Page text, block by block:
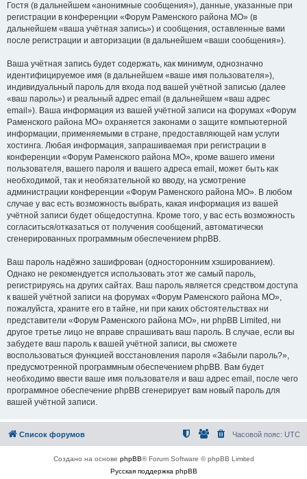
Гостя (в дальнейшем «анонимные сообщения»), данные, указанные при
регистрации в конференции «Форум Раменского района МО» (в
дальнейшем «ваша учётная запись») и сообщения, оставленные вами
после регистрации и авторизации (в дальнейшем «ваши сообщения»).
Ваша учётная запись будет содержать, как минимум, однозначно
идентифицируемое имя (в дальнейшем «ваше имя пользователя»),
индивидуальный пароль для входа под вашей учётной записью (далее
«ваш пароль») и реальный адрес email (в дальнейшем «ваш адрес
email»). Ваша информация из вашей учётной записи на форумах «Форум
Раменского района МО» охраняется законами о защите компьютерной
информации, применяемыми в стране, предоставляющей нам услуги
хостинга. Любая информация, запрашиваемая при регистрации в
конференции «Форум Раменского района МО», кроме вашего имени
пользователя, вашего пароля и вашего адреса email, может быть как
необходимой, так и необязательной ко вводу, на усмотрение
администрации конференции «Форум Раменского района МО». В любом
случае у вас есть возможность выбрать, какая информация из вашей
учётной записи будет общедоступна. Кроме того, у вас есть возможность
согласиться/отказаться от получения сообщений, автоматически
сгенерированных программным обеспечением phpBB.
Ваш пароль надёжно зашифрован (односторонним хэшированием).
Однако не рекомендуется использовать этот же самый пароль,
регистрируясь на других сайтах. Ваш пароль является средством доступа
к вашей учётной записи на форумах «Форум Раменского района МО»,
пожалуйста, храните его в тайне, ни при каких обстоятельствах ни
представители «Форум Раменского района МО», ни phpBB Limited, ни
другое третье лицо не вправе спрашивать ваш пароль. В случае, если вы
забудете ваш пароль к вашей учётной записи, вы сможете
воспользоваться функцией восстановления пароля «Забыли пароль?»,
предусмотренной программным обеспечением phpBB. Вам будет
необходимо ввести ваше имя пользователя и ваш адрес email, после чего
программное обеспечение phpBB сгенерирует вам новый пароль для
вашей учётной записи.
Список форумов Часовой пояс: UTC
Создано на основе phpBB® Forum Software © phpBB Limited
Русская поддержка phpBB